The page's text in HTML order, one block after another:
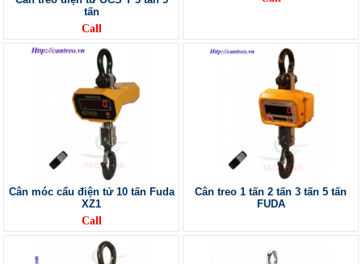
tấn
Call
Cân móc cẩu điện tử 10 tấn Fuda
XZ1
Call
Cân treo 1 tấn 2 tấn 3 tấn 5 tấn
FUDA